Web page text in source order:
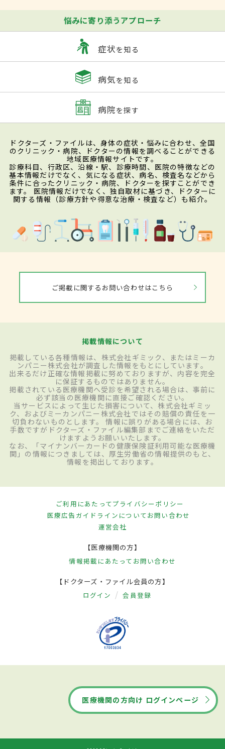
悩みに寄り添うアプローチ
症状を知る
病気を知る
病院を探す
ドクターズ・ファイルは、身体の症状・悩みに合わせ、全国
のクリニック・病院、ドクターの情報を調べることができる
地域医療情報サイトです。
診療科目、行政区、沿線・駅、診療時間、医院の特徴などの
基本情報だけでなく、気になる症状、病名、検査名などから
条件に合ったクリニック・病院、ドクターを探すことができ
ます。 医院情報だけでなく、独自取材に基づき、ドクターに
関する情報（診療方針や得意な治療・検査など）も紹介。
ご掲載に関するお問い合わせはこちら
掲載情報について
掲載している各種情報は、株式会社ギミック、またはミーカ
ンパニー株式会社が調査した情報をもとにしています。
出来るだけ正確な情報掲載に努めておりますが、内容を完全
に保証するものではありません。
掲載されている医療機関へ受診を希望される場合は、事前に
必ず該当の医療機関に直接ご確認ください。
当サービスによって生じた損害について、株式会社ギミッ
ク、およびミーカンパニー株式会社ではその賠償の責任を一
切負わないものとします。 情報に誤りがある場合には、お
手数ですがドクターズ・ファイル編集部までご連絡をいただ
けますようお願いいたします。
なお、「マイナンバーカードの健康保険証利用可能な医療機
関」の情報につきましては、厚生労働省の情報提供のもと、
情報を掲出しております。
ご利用にあたってプライバシーポリシー
医療広告ガイドラインについてお問い合わせ
運営会社
【医療機関の方】
情報掲載にあたって お問い合わせ
【ドクターズ・ファイル会員の方】
ログイン 会員登録
医療機関の方向け ログインページ